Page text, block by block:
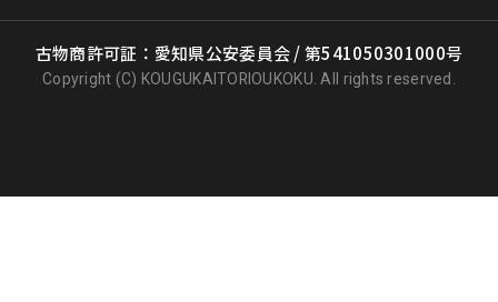
古物商許可証：愛知県公安委員会 / 第541050301000号
Copyright (C) KOUGUKAITORIOUKOKU. All rights reserved.